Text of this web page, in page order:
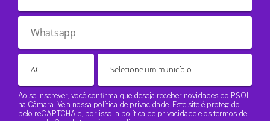
Ao se inscrever, você confirma que deseja receber novidades do PSOL
na Câmara. Veja nossa política de privacidade. Este site é protegido
pelo reCAPTCHA e, por isso, a política de privacidade e os termos de